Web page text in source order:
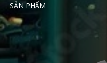
SẢN PHẨM